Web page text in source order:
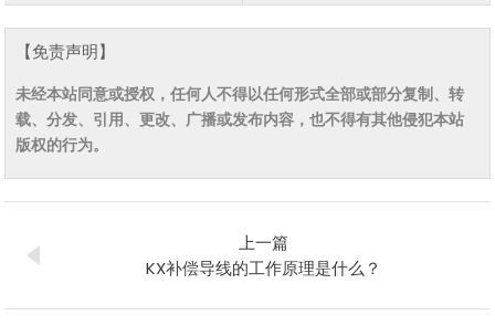
【免责声明】
未经本站同意或授权，任何人不得以任何形式全部或部分复制、转
载、分发、引用、更改、广播或发布内容，也不得有其他侵犯本站
版权的行为。
上一篇
KX补偿导线的工作原理是什么？